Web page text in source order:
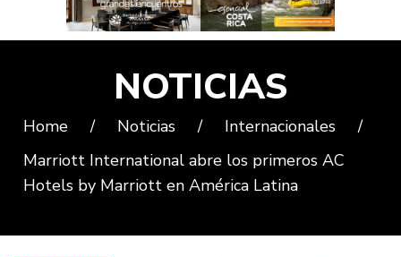
NOTICIAS
Home / Noticias / Internacionales
/
Marriott International abre los primeros AC
Hotels by Marriott en América Latina